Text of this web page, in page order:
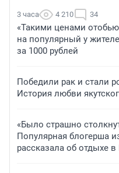
3 часа 4 210 34
«Такими ценами
на популярный у
за 1000 рублей
Победили рак и стали
История любви
«Было страшно
Популярная блогерша
рассказала об отдыхе в